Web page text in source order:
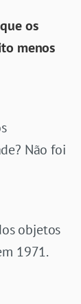
os
menos
Não foi
objetos
1971.